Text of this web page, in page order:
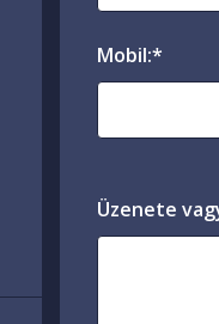
Mobil:*
Üzenete